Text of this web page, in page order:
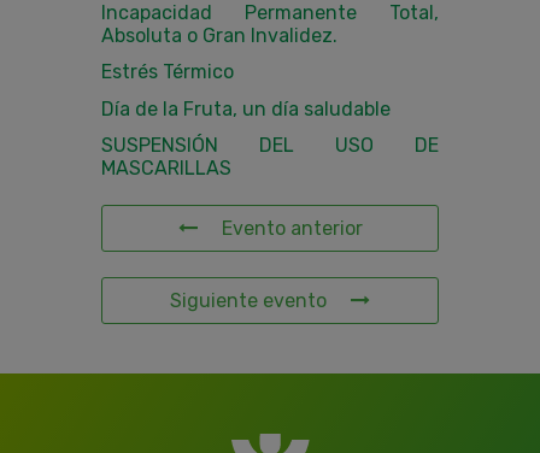
Incapacidad Permanente Total,
Absoluta o Gran Invalidez.
Estrés Térmico
Día de la Fruta, un día saludable
SUSPENSIÓN DEL USO DE
MASCARILLAS
Evento anterior
Siguiente evento